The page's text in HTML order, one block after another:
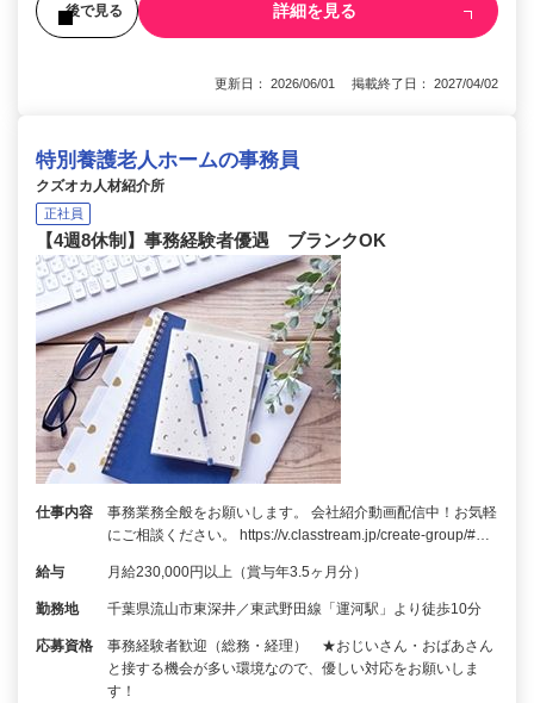
後で見る 詳細を見る
更新日： 2026/06/01 掲載終了日： 2027/04/02
特別養護老人ホームの事務員
クズオカ人材紹介所
正社員
【4週8休制】事務経験者優遇 ブランクOK
仕事内容
事務業務全般をお願いします。 会社紹介動画配信中！お気軽
にご相談ください。 https://v.classtream.jp/create-group/#…
給与 月給230,000円以上（賞与年3.5ヶ月分）
勤務地 千葉県流山市東深井／東武野田線「運河駅」より徒歩10分
応募資格
事務経験者歓迎（総務・経理） ★おじいさん・おばあさん
と接する機会が多い環境なので、優しい対応をお願いしま
す！